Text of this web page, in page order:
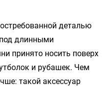
деталью
под длинными
принято носить поверх
и рубашек. Чем
такой аксессуар